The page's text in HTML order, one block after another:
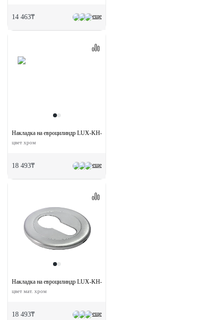
еще
14 463₸
еще
Накладка на евроцилиндр LUX-KH-R1 CRO круглая
цвет хром
18 493₸
еще
Накладка на евроцилиндр LUX-KH-R1 CSA круглая
цвет мат. хром
18 493₸